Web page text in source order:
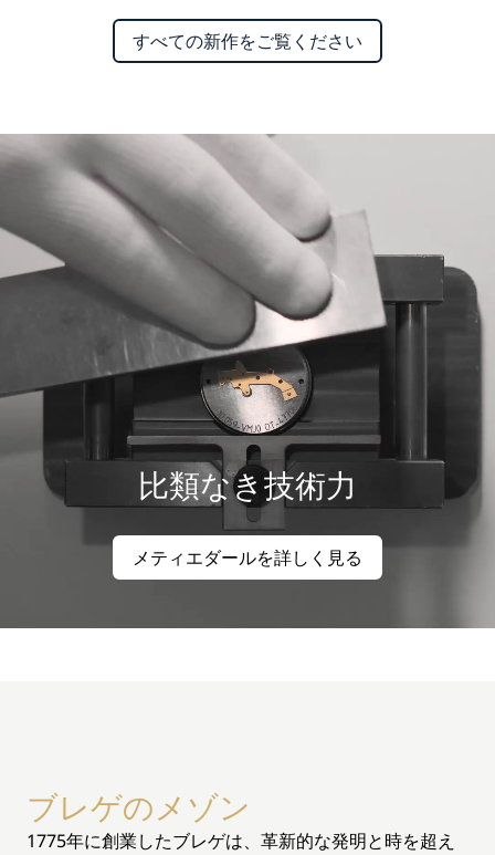
すべての新作をご覧ください
比類なき技術力
メティエダールを詳しく見る
ブレゲのメゾン
1775年に創業したブレゲは、革新的な発明と時を超え